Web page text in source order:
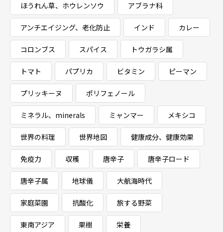
ほうれん草、ホウレンソウ アブラナ科
アンチエイジング、老化防止 インド カレー
コロンブス スパイス トウガラシ属
トマト パプリカ ビタミン ピーマン
プリッキーヌ ポリフェノール
ミネラル、minerals ミャンマー メキシコ
世界の料理 世界地図 健康成分、健康効果
免疫力 収穫 唐辛子 唐辛子ロード
唐辛子属 地球儀 大航海時代
家庭菜園 抗酸化 旅する野菜
東南アジア 果樹 栄養